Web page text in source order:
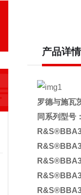
产品详情
罗德与施瓦
同系列型号